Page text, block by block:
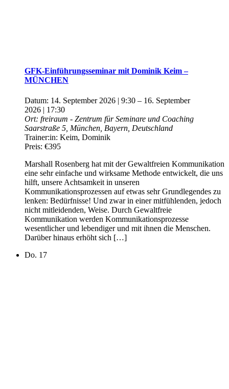
GFK-Einführungsseminar mit Dominik Keim –
MÜNCHEN
Datum: 14. September 2026 | 9:30 – 16. September
2026 | 17:30
Ort: freiraum - Zentrum für Seminare und Coaching
Saarstraße 5, München, Bayern, Deutschland
Trainer:in: Keim, Dominik
Preis: €395
Marshall Rosenberg hat mit der Gewaltfreien Kommunikation
eine sehr einfache und wirksame Methode entwickelt, die uns
hilft, unsere Achtsamkeit in unseren
Kommunikationsprozessen auf etwas sehr Grundlegendes zu
lenken: Bedürfnisse! Und zwar in einer mitfühlenden, jedoch
nicht mitleidenden, Weise. Durch Gewaltfreie
Kommunikation werden Kommunikationsprozesse
wesentlicher und lebendiger und mit ihnen die Menschen.
Darüber hinaus erhöht sich […]
Do. 17